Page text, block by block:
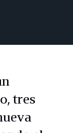
tres